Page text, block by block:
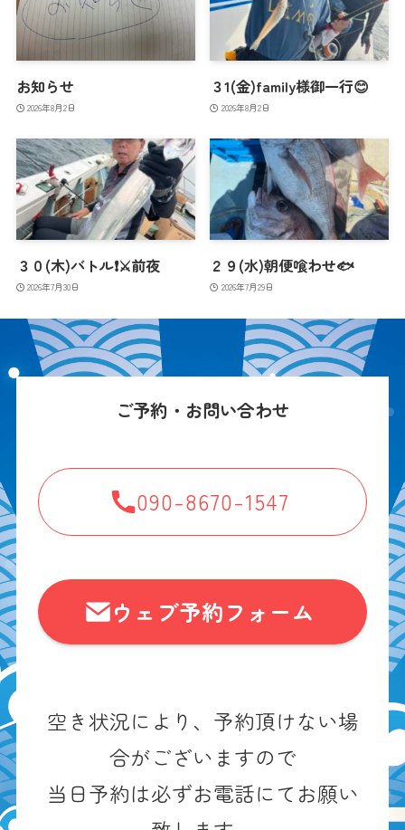
お知らせ
2026年8月2日
３1(金)family様御一行😊
2026年8月2日
３０(木)バトル❗️⚔️前夜
2026年7月30日
２９(水)朝便喰わせ🐟
2026年7月29日
ご予約・お問い合わせ
090-8670-1547
ウェブ予約フォーム
空き状況により、予約頂けない場
合がございますので
当日予約は必ずお電話にてお願い